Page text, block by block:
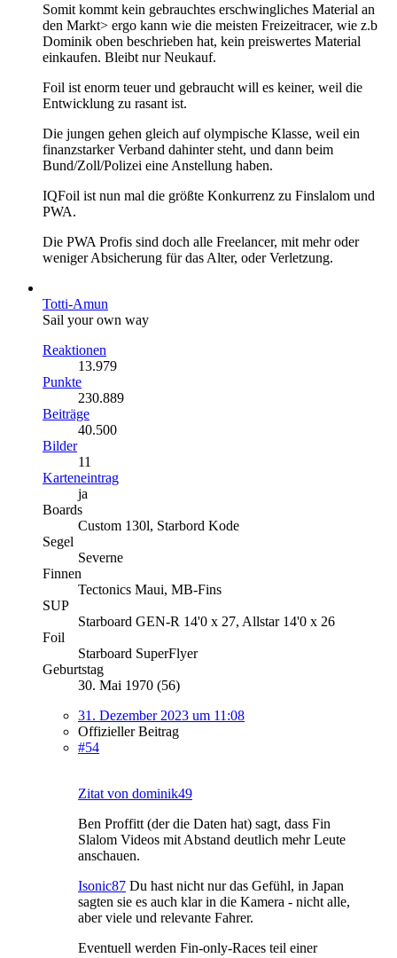
Somit kommt kein gebrauchtes erschwingliches Material an
den Markt> ergo kann wie die meisten Freizeitracer, wie z.b
Dominik oben beschrieben hat, kein preiswertes Material
einkaufen. Bleibt nur Neukauf.
Foil ist enorm teuer und gebraucht will es keiner, weil die
Entwicklung zu rasant ist.
Die jungen gehen gleich auf olympische Klasse, weil ein
finanzstarker Verband dahinter steht, und dann beim
Bund/Zoll/Polizei eine Anstellung haben.
IQFoil ist nun mal die größte Konkurrenz zu Finslalom und
PWA.
Die PWA Profis sind doch alle Freelancer, mit mehr oder
weniger Absicherung für das Alter, oder Verletzung.
Totti-Amun
Sail your own way
Reaktionen
13.979
Punkte
230.889
Beiträge
40.500
Bilder
11
Karteneintrag
ja
Boards
Custom 130l, Starbord Kode
Segel
Severne
Finnen
Tectonics Maui, MB-Fins
SUP
Starboard GEN-R 14'0 x 27, Allstar 14'0 x 26
Foil
Starboard SuperFlyer
Geburtstag
30. Mai 1970 (56)
31. Dezember 2023 um 11:08
Offizieller Beitrag
#54
Zitat von dominik49
Ben Proffitt (der die Daten hat) sagt, dass Fin
Slalom Videos mit Abstand deutlich mehr Leute
anschauen.
Isonic87 Du hast nicht nur das Gefühl, in Japan
sagten sie es auch klar in die Kamera - nicht alle,
aber viele und relevante Fahrer.
Eventuell werden Fin-only-Races teil einer